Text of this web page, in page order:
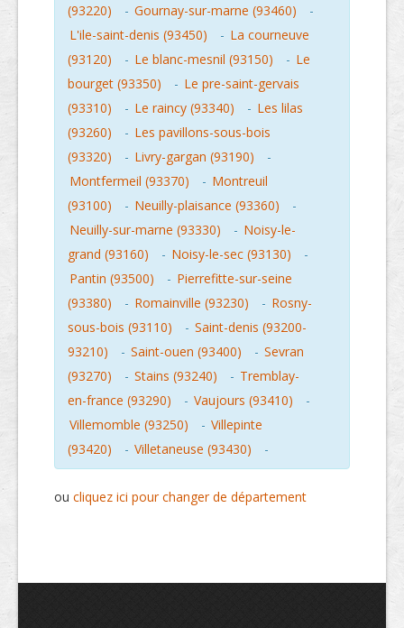
(93220)
- Gournay-sur-marne (93460)
-
L'ile-saint-denis (93450)
- La courneuve
(93120)
- Le blanc-mesnil (93150) - Le
bourget (93350)
- Le pre-saint-gervais
(93310)
- Le raincy (93340) - Les lilas
(93260)
- Les pavillons-sous-bois
(93320)
- Livry-gargan (93190)
-
Montfermeil (93370)
- Montreuil
(93100)
- Neuilly-plaisance (93360)
-
Neuilly-sur-marne (93330)
- Noisy-le-
grand (93160)
- Noisy-le-sec (93130)
-
Pantin (93500)
- Pierrefitte-sur-seine
(93380)
- Romainville (93230) - Rosny-
sous-bois (93110)
- Saint-denis (93200-
93210)
- Saint-ouen (93400) - Sevran
(93270)
- Stains (93240) - Tremblay-
en-france (93290)
- Vaujours (93410)
-
Villemomble (93250)
- Villepinte
(93420)
- Villetaneuse (93430) -
ou cliquez ici pour changer de département